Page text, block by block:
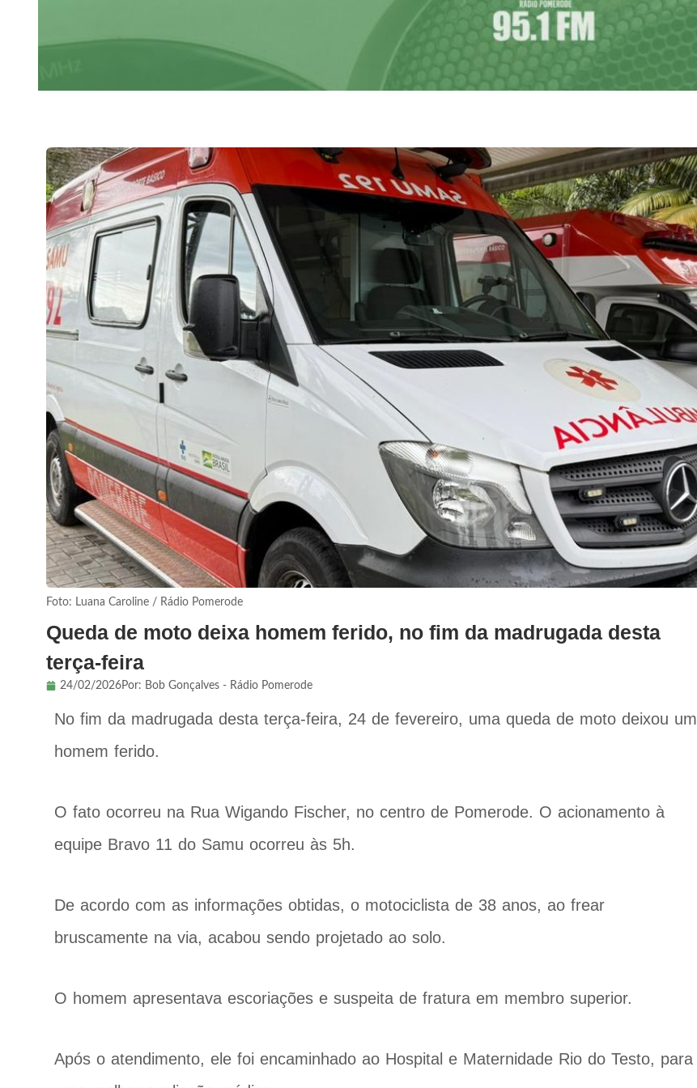
Foto: Luana Caroline / Rádio Pomerode
Queda de moto deixa homem ferido, no fim da madrugada desta
terça-feira
24/02/2026Por: Bob Gonçalves - Rádio Pomerode
No fim da madrugada desta terça-feira, 24 de fevereiro, uma queda de moto deixou um
homem ferido.
O fato ocorreu na Rua Wigando Fischer, no centro de Pomerode. O acionamento à
equipe Bravo 11 do Samu ocorreu às 5h.
De acordo com as informações obtidas, o motociclista de 38 anos, ao frear
bruscamente na via, acabou sendo projetado ao solo.
O homem apresentava escoriações e suspeita de fratura em membro superior.
Após o atendimento, ele foi encaminhado ao Hospital e Maternidade Rio do Testo, para